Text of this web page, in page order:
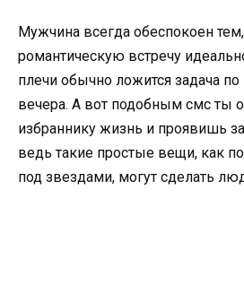
Мужчина всегда обеспокоен
романтическую встречу
плечи обычно ложится задача
вечера. А вот подобным смс ты
избраннику жизнь и проявишь
ведь такие простые вещи, как
под звездами, могут сделать